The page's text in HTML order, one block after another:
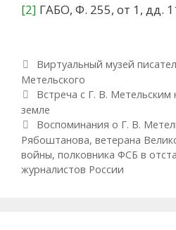
[2] ГАБО, Ф. 255, от 1, дд.
Рубрики
Виртуальный музей
Метельского
Навигация по записям
Встреча с Г. В. Метельским
земле
Воспоминания о Г. В.
Рябоштанова, ветерана
войны, полковника ФСБ в
журналистов России